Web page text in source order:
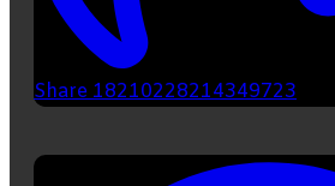
Share 18210228214349723